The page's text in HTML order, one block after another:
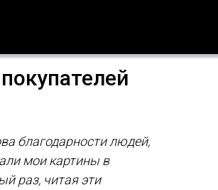
благодарности людей,
мои картины в
раз, читая эти